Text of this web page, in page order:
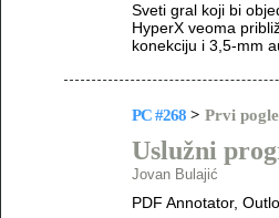
Sveti gral koji bi
HyperX veoma
konekciju i 3,5-mm
PC #268 > Prvi
Uslužni
Jovan Bulajić
PDF Annotator,